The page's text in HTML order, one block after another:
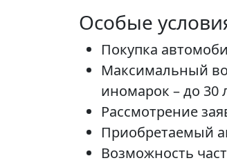
Особые
Покупка
Максимальный
иномарок – до 30
Рассмотрение
Приобретаемый
Возможность